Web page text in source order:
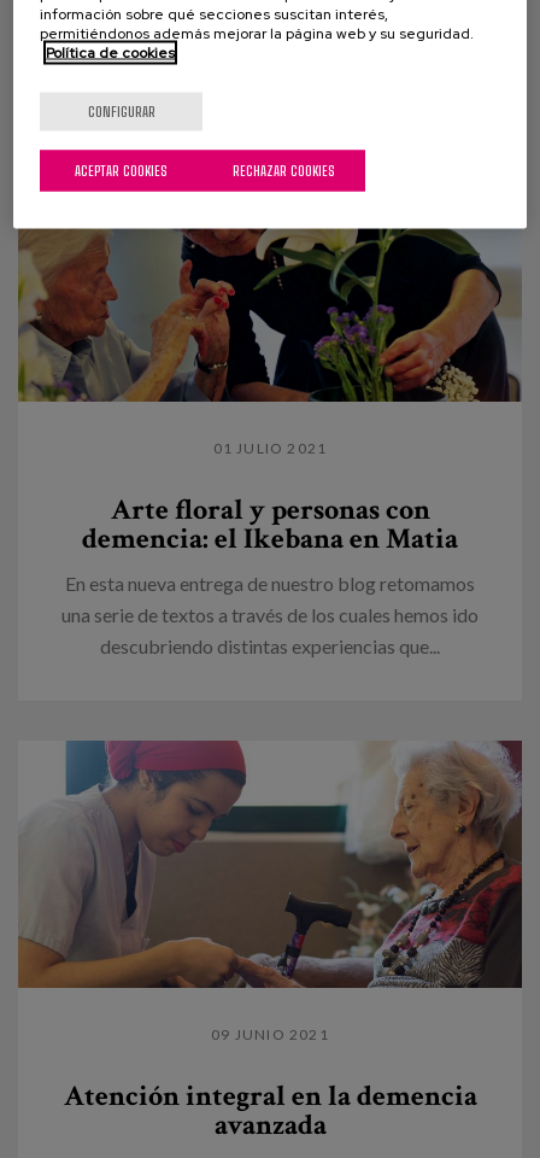
habitual en las demencias como es la pérdida de la
sensación de tener sed. Lo hacemos con una doble...
01 JULIO 2021
Arte floral y personas con
demencia: el Ikebana en Matia
En esta nueva entrega de nuestro blog retomamos
una serie de textos a través de los cuales hemos ido
descubriendo distintas experiencias que...
09 JUNIO 2021
Atención integral en la demencia
avanzada
información sobre qué secciones suscitan interés,
permitiéndonos además mejorar la página web y su seguridad.
Política de cookies
CONFIGURAR
RECHAZAR COOKIES
ACEPTAR COOKIES